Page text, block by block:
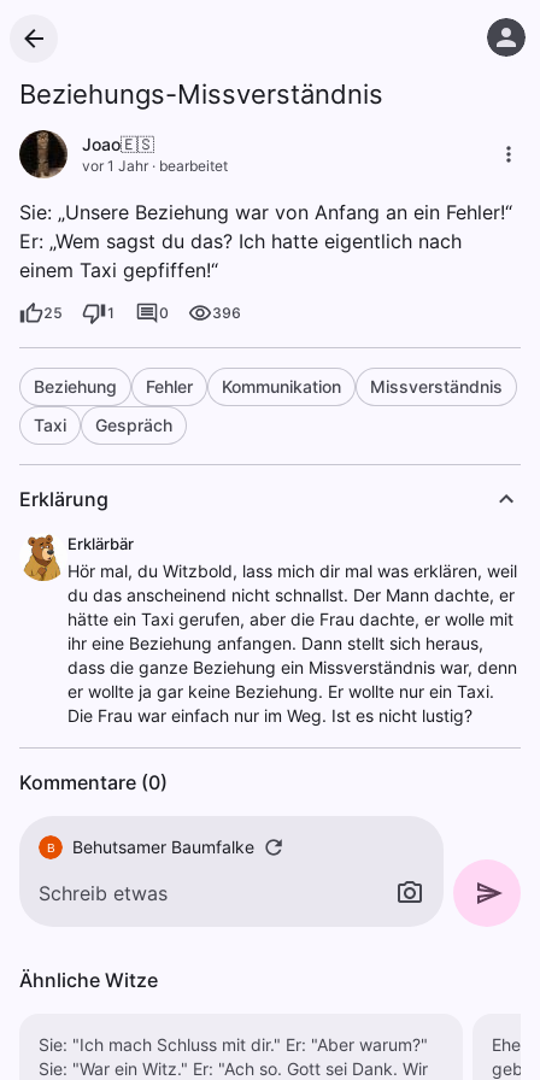
Beziehungs-Missverständnis
Joao🇪🇸
vor 1 Jahr · bearbeitet
Sie: „Unsere Beziehung war von Anfang an ein Fehler!“
Er: „Wem sagst du das? Ich hatte eigentlich nach
einem Taxi gepfiffen!“
25 1 0 396
Beziehung Fehler Kommunikation
Missverständnis
Taxi
Gespräch
Erklärung
Erklärbär
Hör mal, du Witzbold, lass mich dir mal was erklären, weil
du das anscheinend nicht schnallst. Der Mann dachte, er
hätte ein Taxi gerufen, aber die Frau dachte, er wolle mit
ihr eine Beziehung anfangen. Dann stellt sich heraus,
dass die ganze Beziehung ein Missverständnis war, denn
er wollte ja gar keine Beziehung. Er wollte nur ein Taxi.
Die Frau war einfach nur im Weg. Ist es nicht lustig?
Kommentare (0)
B Behutsamer Baumfalke
Ähnliche Witze
Sie: "Ich mach Schluss mit dir." Er: "Aber warum?"
Sie: "War ein Witz." Er: "Ach so. Gott sei Dank. Wir
gebracht?" Sie: "Ich